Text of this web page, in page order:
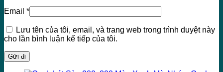
Email *
Lưu tên của tôi, email, và trang web trong trình duyệt này
cho lần bình luận kế tiếp của tôi.